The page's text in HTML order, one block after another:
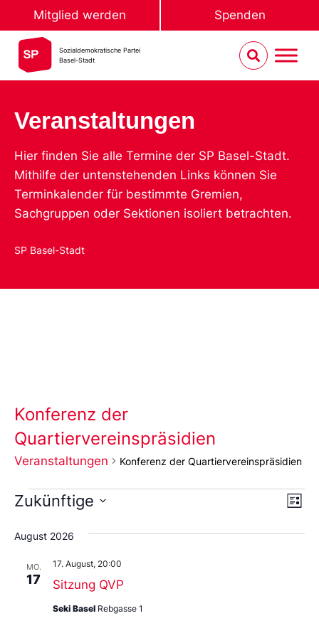
Mitglied werden Spenden
Sozialdemokratische Partei
Basel-Stadt
Veranstaltungen
Hier finden Sie alle Termine der SP Basel-Stadt.
Mithilfe der untenstehenden Links können Sie
Terminkalender für bestimmte Gremien,
Sachgruppen oder Sektionen isoliert betrachten.
SP Basel-Stadt
Konferenz der
Quartiervereinspräsidien
Veranstaltungen Konferenz der Quartiervereinspräsidien
Liste
Zukünftige
Sie
das
aus.
August 2026
MO.
17 Sitzung QVP
17. August, 20:00
Seki Basel Rebgasse 1